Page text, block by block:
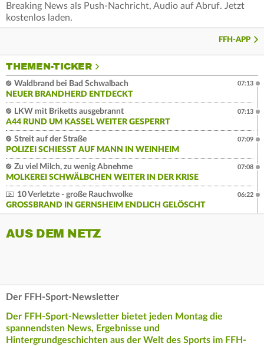
Breaking News als Push-Nachricht, Audio auf Abruf. Jetzt
kostenlos laden.
FFH-APP
THEMEN-TICKER
Waldbrand bei Bad Schwalbach
NEUER BRANDHERD ENTDECKT
07:13
LKW mit Briketts ausgebrannt
A44 RUND UM KASSEL WEITER GESPERRT
07:13
Streit auf der Straße
POLIZEI SCHIESST AUF MANN IN WEINHEIM
07:09
Zu viel Milch, zu wenig Abnehme
MOLKEREI SCHWÄLBCHEN WEITER IN DER KRISE
07:08
10 Verletzte - große Rauchwolke
GROSSBRAND IN GERNSHEIM ENDLICH GELÖSCHT
06:22
AUS DEM NETZ
Der FFH-Sport-Newsletter
Der FFH-Sport-Newsletter bietet jeden Montag die
spannendsten News, Ergebnisse und
Hintergrundgeschichten aus der Welt des Sports im FFH-